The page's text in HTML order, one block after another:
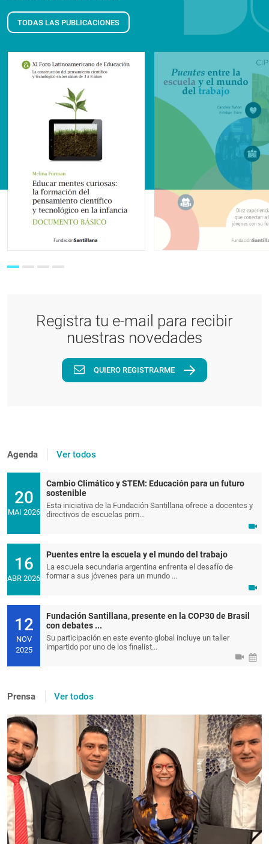
TODAS LAS PUBLICACIONES
Registra tu e-mail para recibir
nuestras novedades
QUIERO REGISTRARME
Agenda Ver todos
20
MAI 2026
Cambio Climático y STEM: Educación para un futuro
sostenible
Esta iniciativa de la Fundación Santillana ofrece a docentes y
directivos de escuelas prim...
16
ABR 2026
Puentes entre la escuela y el mundo del trabajo
La escuela secundaria argentina enfrenta el desafío de
formar a sus jóvenes para un mundo ...
12
NOV
2025
Fundación Santillana, presente en la COP30 de Brasil
con debates ...
Su participación en este evento global incluye un taller
impartido por uno de los finalist...
Prensa Ver todos